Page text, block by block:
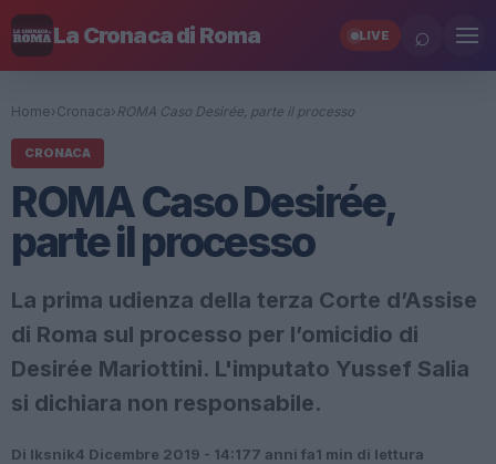
La Cronaca di Roma LIVE ⌕
Home› Cronaca› ROMA Caso Desirée, parte il processo
CRONACA
ROMA Caso Desirée,
parte il processo
La prima udienza della terza Corte d’Assise
di Roma sul processo per l’omicidio di
Desirée Mariottini. L'imputato Yussef Salia
si dichiara non responsabile.
Di Iksnik4 Dicembre 2019 - 14:177 anni fa1 min di lettura